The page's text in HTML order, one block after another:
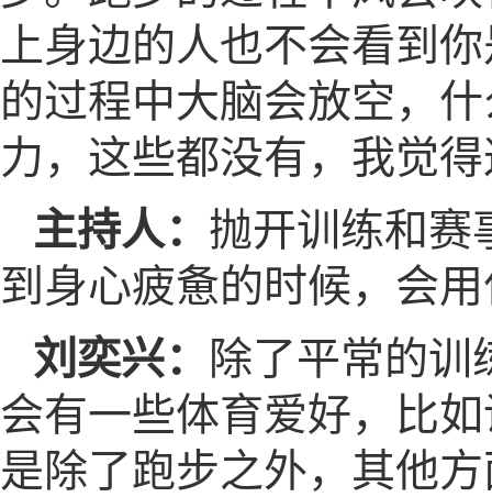
上身边的人也不会看到
的过程中大脑会放空，
力，这些都没有，我觉
主持人： 抛开训练和赛
到身心疲惫的时候，会
刘奕兴：
除了平常的训
会有一些体育爱好，比
是除了跑步之外，其他